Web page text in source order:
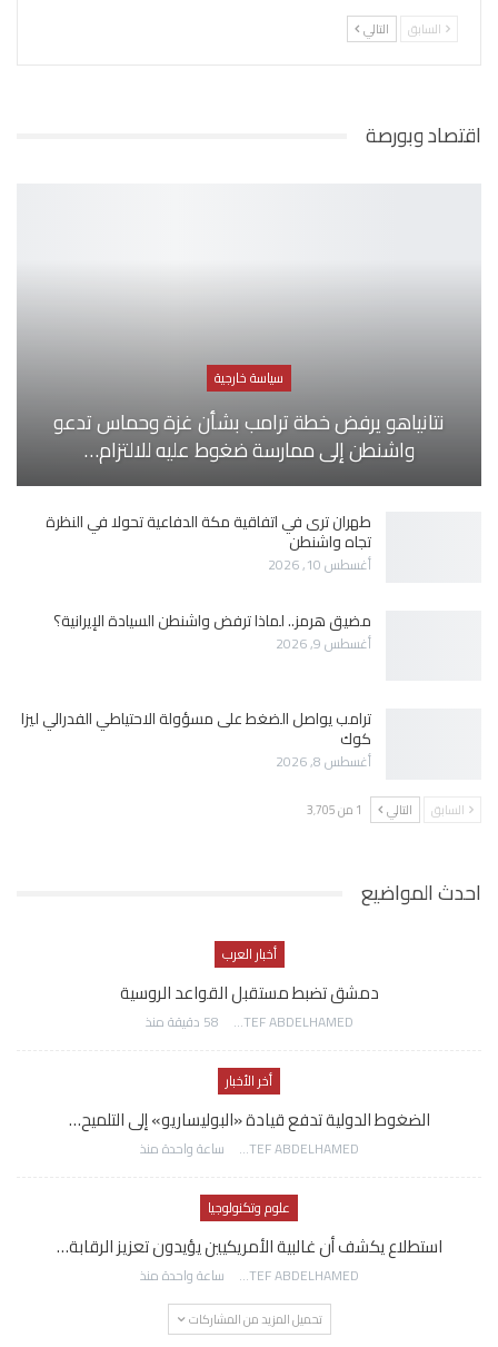
السابق التالي
اقتصاد وبورصة
سياسة خارجية
نتانياهو يرفض خطة ترامب بشأن غزة وحماس تدعو
واشنطن إلى ممارسة ضغوط عليه للالتزام…
طهران ترى في اتفاقية مكة الدفاعية تحولا في النظرة
تجاه واشنطن
أغسطس 10, 2026
مضيق هرمز.. لماذا ترفض واشنطن السيادة الإيرانية؟
أغسطس 9, 2026
ترامب يواصل الضغط على مسؤولة الاحتياطي الفدرالي ليزا
كوك
أغسطس 8, 2026
السابق التالي 1 من 3٬705
احدث المواضيع
أخبار العرب
دمشق تضبط مستقبل القواعد الروسية
AWATEF ABDELHAMED 58 دقيقة منذ
أخر الأخبار
الضغوط الدولية تدفع قيادة «البوليساريو» إلى التلميح…
AWATEF ABDELHAMED ساعة واحدة منذ
علوم وتكنولوجيا
استطلاع يكشف أن غالبية الأمريكيين يؤيدون تعزيز الرقابة…
AWATEF ABDELHAMED ساعة واحدة منذ
تحميل المزيد من المشاركات